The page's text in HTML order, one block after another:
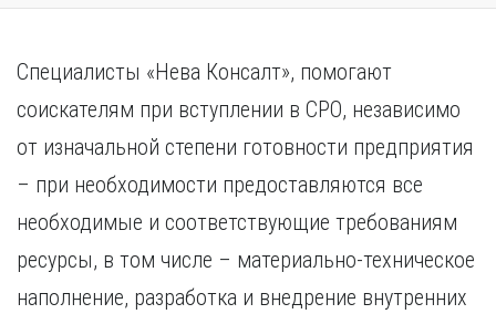
Специалисты «Нева Консалт», помогают
соискателям при вступлении в СРО, независимо
от изначальной степени готовности предприятия
– при необходимости предоставляются все
необходимые и соответствующие требованиям
ресурсы, в том числе – материально-техническое
наполнение, разработка и внедрение внутренних